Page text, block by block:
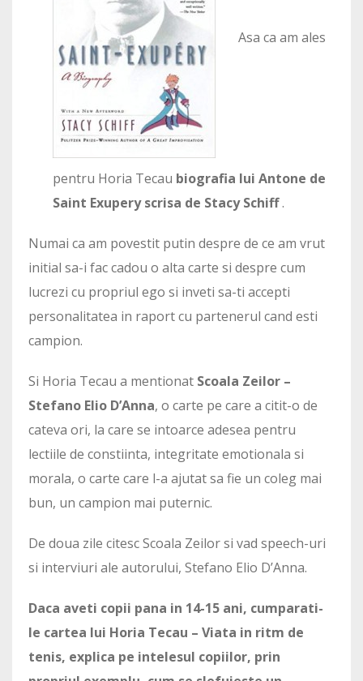
Asa ca am ales
pentru Horia Tecau biografia lui Antone de
Saint Exupery scrisa de Stacy Schiff.
Numai ca am povestit putin despre de ce am vrut
initial sa-i fac cadou o alta carte si despre cum
lucrezi cu propriul ego si inveti sa-ti accepti
personalitatea in raport cu partenerul cand esti
campion.
Si Horia Tecau a mentionat Scoala Zeilor –
Stefano Elio D’Anna, o carte pe care a citit-o de
cateva ori, la care se intoarce adesea pentru
lectiile de constiinta, integritate emotionala si
morala, o carte care l-a ajutat sa fie un coleg mai
bun, un campion mai puternic.
De doua zile citesc Scoala Zeilor si vad speech-uri
si interviuri ale autorului, Stefano Elio D’Anna.
Daca aveti copii pana in 14-15 ani, cumparati-
le cartea lui Horia Tecau – Viata in ritm de
tenis, explica pe intelesul copiilor, prin